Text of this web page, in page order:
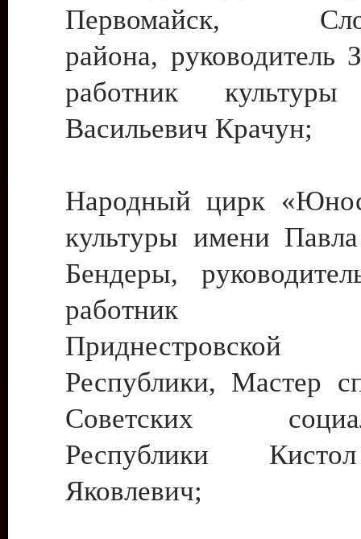
Первомайск,
района, руководитель
работник культуры
Васильевич Крачун;
Народный цирк
культуры имени
Бендеры,
работник
Приднестровской
Республики, Мастер
Советских
Республики
Яковлевич;